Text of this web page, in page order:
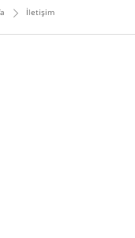
İletişim